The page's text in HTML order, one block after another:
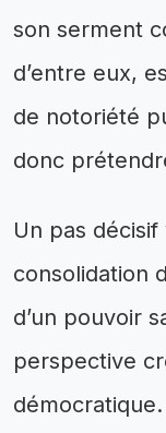
son serment
d’entre eux,
de notoriété
donc
Un pas
consolidation
d’un pouvoir
perspective